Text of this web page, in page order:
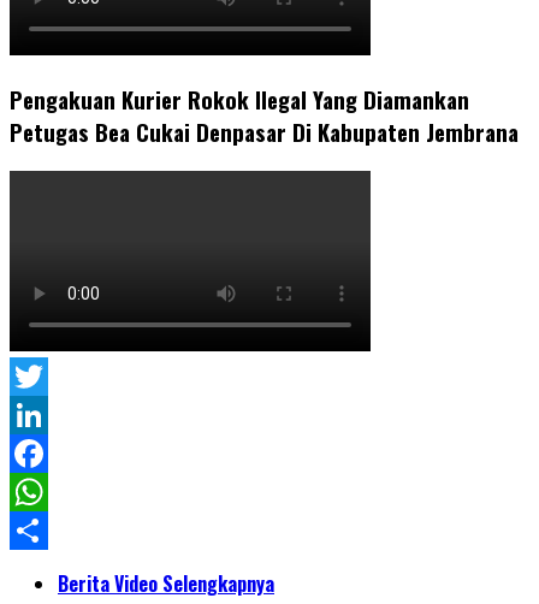
Pengakuan Kurier Rokok Ilegal Yang Diamankan
Petugas Bea Cukai Denpasar Di Kabupaten Jembrana
Twitter
LinkedIn
Facebook
WhatsApp
ShareBerita Video Selengkapnya